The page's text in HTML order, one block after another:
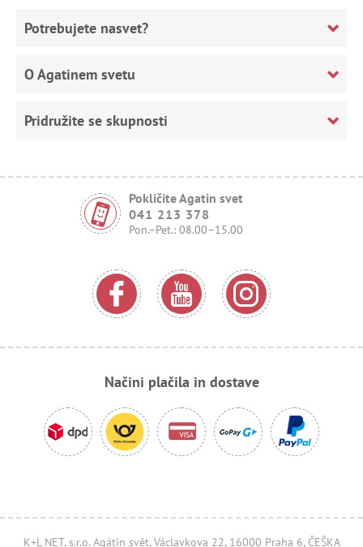
Potrebujete nasvet?
O Agatinem svetu
Pridružite se skupnosti
Pokličite Agatin svet
041 213 378
Pon.–Pet.: 08.00–15.00
Načini plačila in dostave
K+L NET, s.r.o. Agátin svět, Václavkova 22, 16000 Praha 6, ČEŠKA